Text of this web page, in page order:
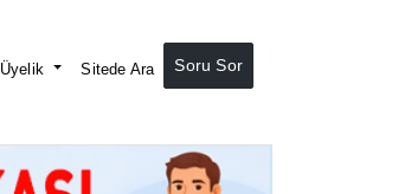
Üyelik Sitede Ara Soru Sor